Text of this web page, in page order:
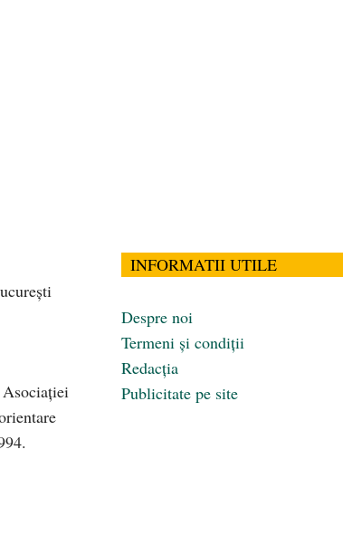
INFORMATII UTILE
Despre noi
Termeni și condiții
Redacția
Publicitate pe site